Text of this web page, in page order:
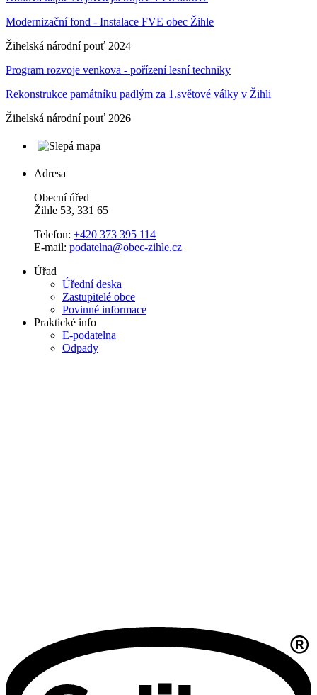
Modernizační fond - Instalace FVE obec Žihle
Žihelská národní pouť 2024
Program rozvoje venkova - pořízení lesní techniky
Rekonstrukce památníku padlým za 1.světové války v Žihli
Žihelská národní pouť 2026
Adresa
Obecní úřed
Žihle 53, 331 65
Telefon: +420 373 395 114
E-mail: podatelna@obec-zihle.cz
Úřad
Úřední deska
Zastupitelé obce
Povinné informace
Praktické info
E-podatelna
Odpady